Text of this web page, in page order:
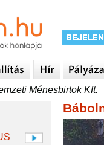
Ménesbirtok Kft.